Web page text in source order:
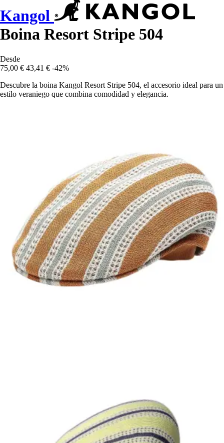
Kangol
Boina Resort Stripe 504
Desde
75,00 € 43,41 € -42%
Descubre la boina Kangol Resort Stripe 504, el accesorio ideal para un
estilo veraniego que combina comodidad y elegancia.